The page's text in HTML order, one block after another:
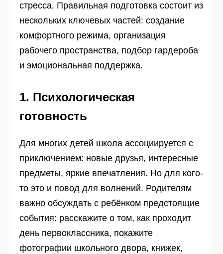
стресса. Правильная подготовка состоит из
нескольких ключевых частей: создание
комфортного режима, организация
рабочего пространства, подбор гардероба
и эмоциональная поддержка.
1. Психологическая
готовность
Для многих детей школа ассоциируется с
приключением: новые друзья, интересные
предметы, яркие впечатления. Но для кого-
то это и повод для волнений. Родителям
важно обсуждать с ребёнком предстоящие
события: расскажите о том, как проходит
день первоклассника, покажите
фотографии школьного двора, книжек,